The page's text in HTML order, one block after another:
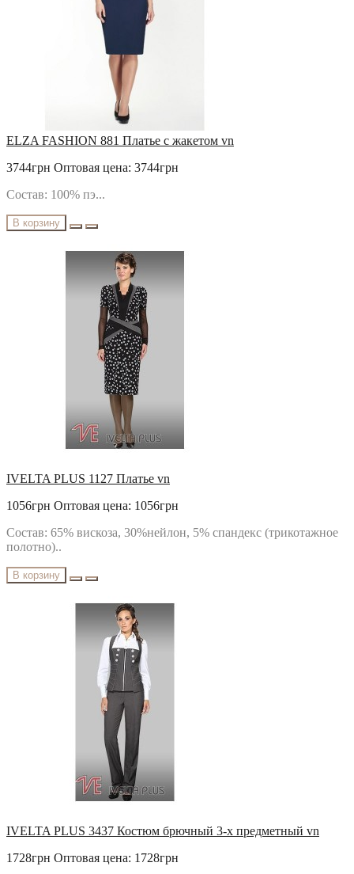
ELZA FASHION 881 Платье с жакетом vn
3744грн Оптовая цена: 3744грн
Состав: 100% пэ...
В корзину
IVELTA PLUS 1127 Платье vn
1056грн Оптовая цена: 1056грн
Состав: 65% вискоза, 30%нейлон, 5% спандекс (трикотажное
полотно)..
В корзину
IVELTA PLUS 3437 Костюм брючный 3-х предметный vn
1728грн Оптовая цена: 1728грн